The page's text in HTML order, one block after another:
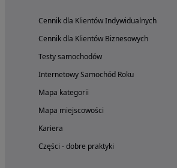
Cennik dla Klientów Indywidualnych
Cennik dla Klientów Biznesowych
Testy samochodów
Internetowy Samochód Roku
Mapa kategorii
Mapa miejscowości
Kariera
Części - dobre praktyki